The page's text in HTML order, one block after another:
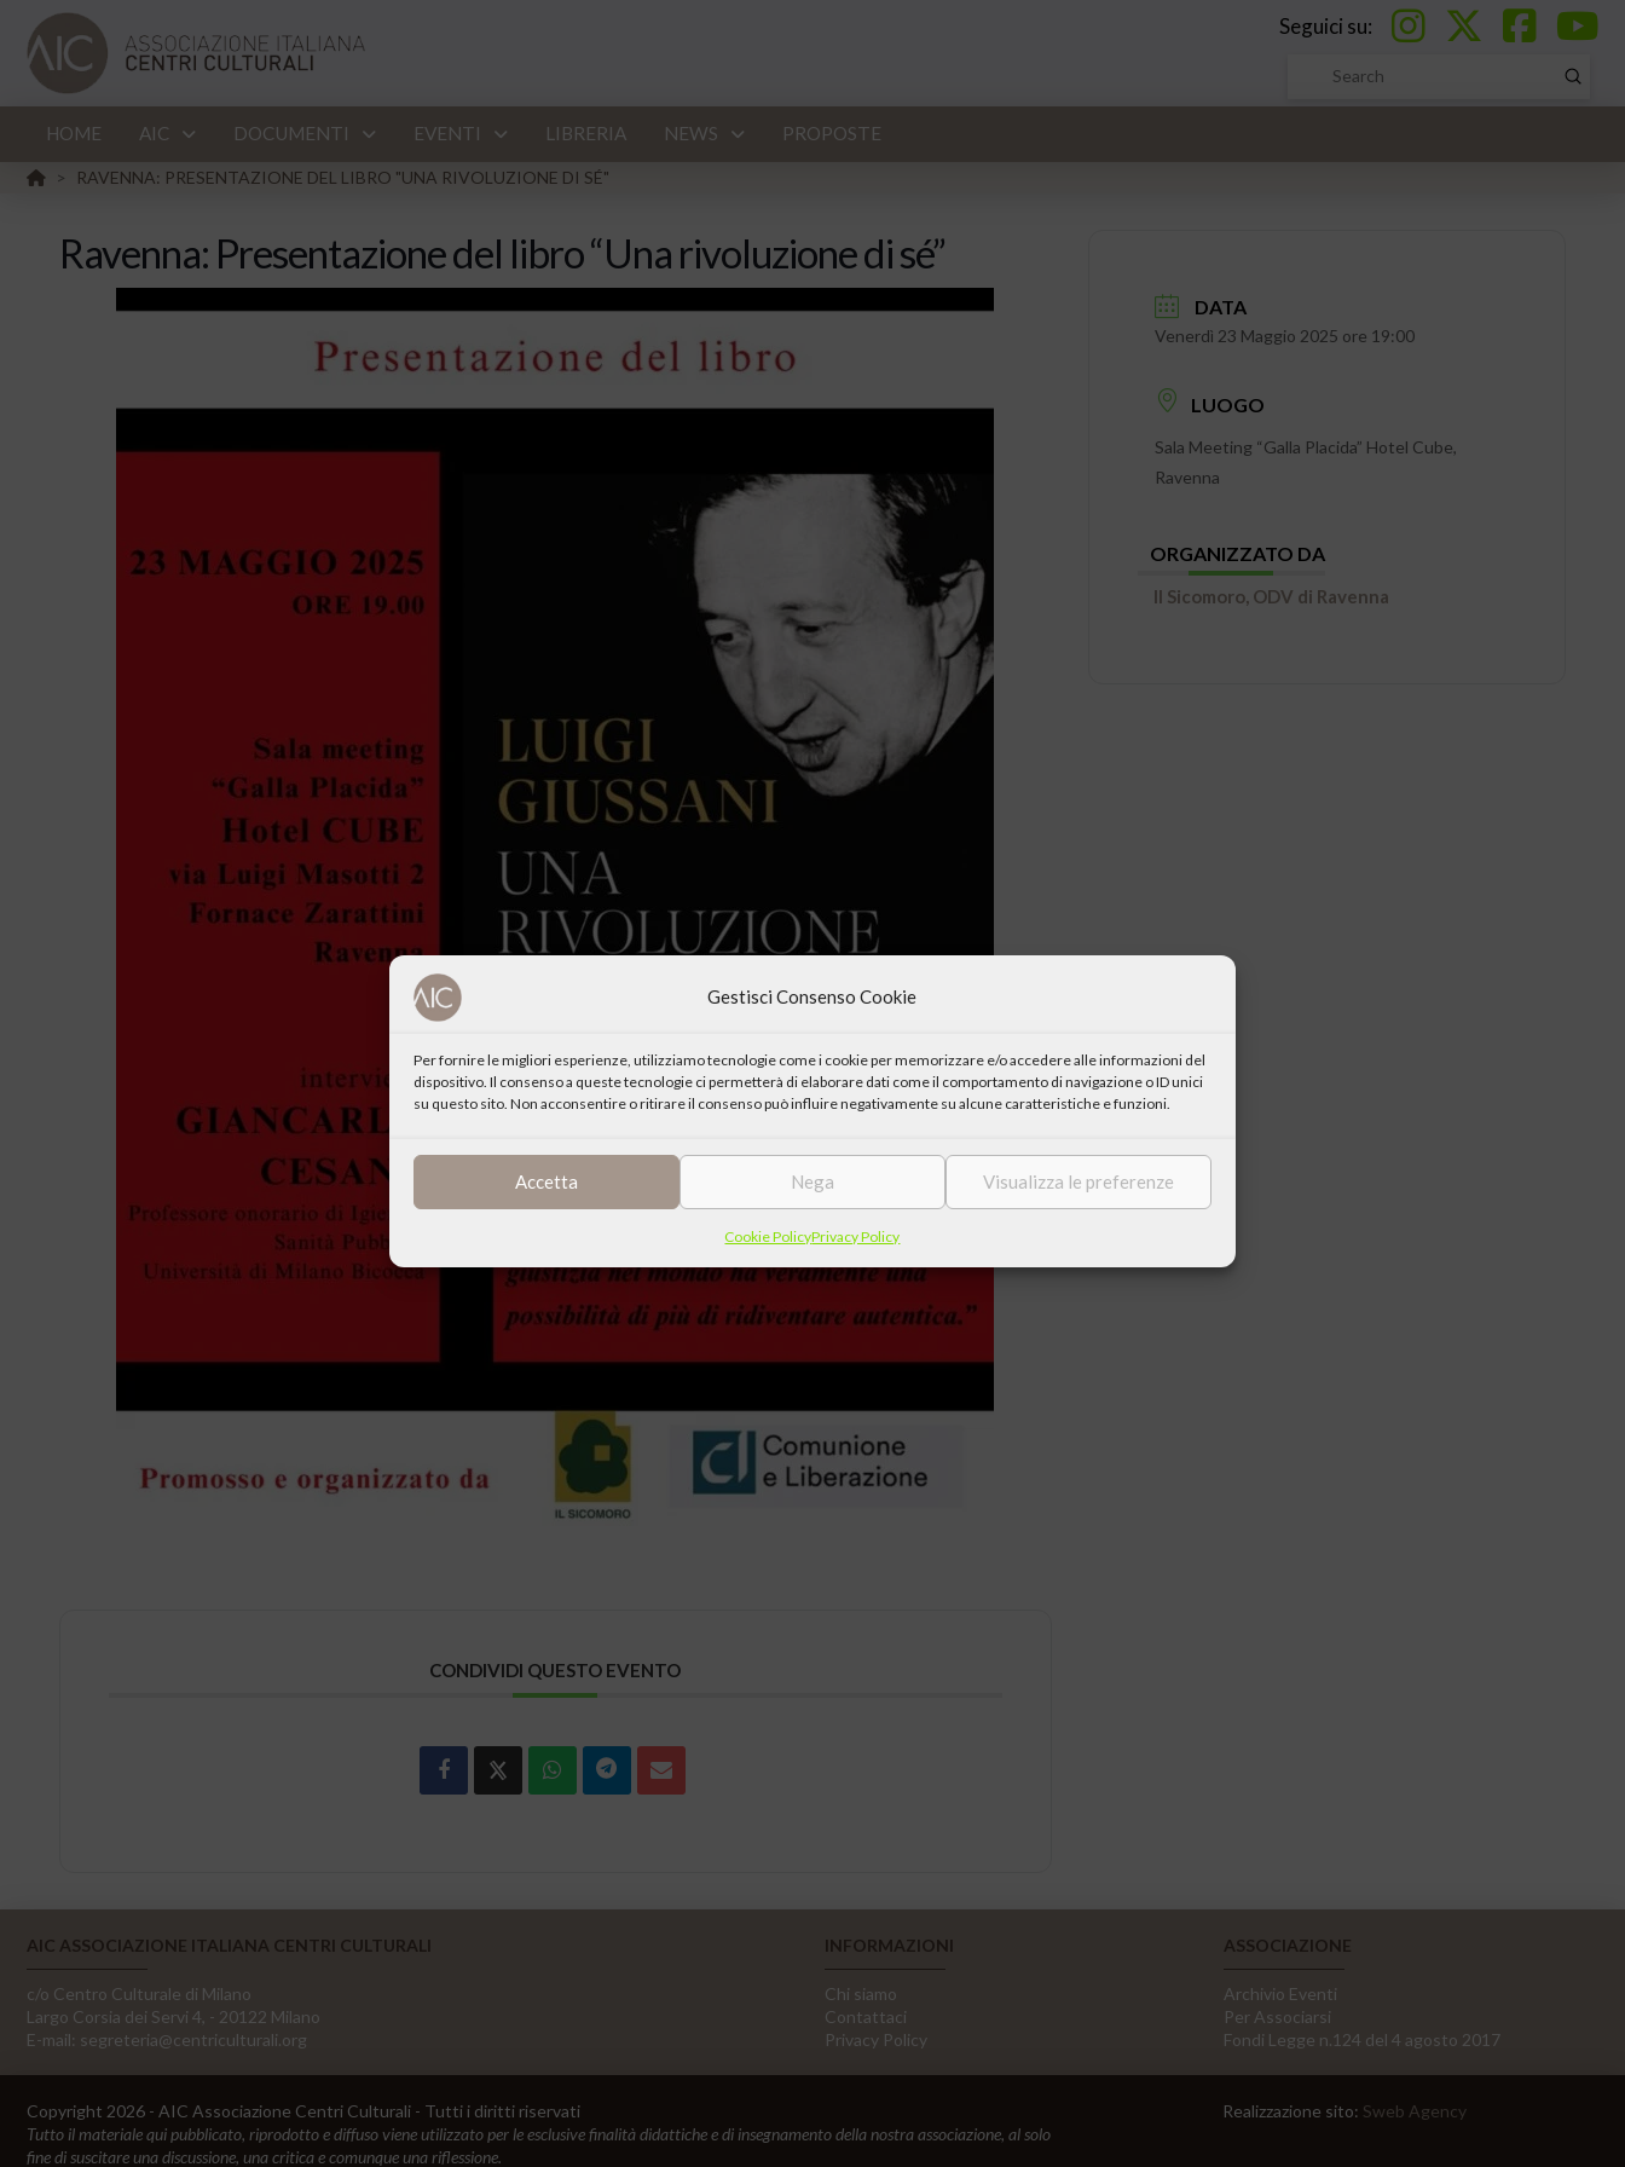
Gestisci Consenso Cookie
Per fornire le migliori esperienze, utilizziamo tecnologie come i cookie per memorizzare e/o accedere alle informazioni del
dispositivo. Il consenso a queste tecnologie ci permetterà di elaborare dati come il comportamento di navigazione o ID unici
su questo sito. Non acconsentire o ritirare il consenso può influire negativamente su alcune caratteristiche e funzioni.
Accetta Nega Visualizza le preferenze
Cookie PolicyPrivacy Policy
Seguici su:
Search
Submit
HOME AIC DOCUMENTI EVENTI LIBRERIA NEWS PROPOSTE
HOME
> RAVENNA: PRESENTAZIONE DEL LIBRO "UNA RIVOLUZIONE DI SÉ"
Ravenna: Presentazione del libro “Una rivoluzione di sé”
CONDIVIDI QUESTO EVENTO
DATA
Venerdì 23 Maggio 2025 ore 19:00
LUOGO
Sala Meeting “Galla Placida” Hotel Cube,
Ravenna
ORGANIZZATO DA
Il Sicomoro, ODV di Ravenna
AIC ASSOCIAZIONE ITALIANA CENTRI CULTURALI
c/o Centro Culturale di Milano
Largo Corsia dei Servi 4, - 20122 Milano
E-mail: segreteria@centriculturali.org
INFORMAZIONI
Chi siamo
Contattaci
Privacy Policy
ASSOCIAZIONE
Archivio Eventi
Per Associarsi
Fondi Legge n.124 del 4 agosto 2017
Copyright 2026 - AIC Associazione Centri Culturali - Tutti i diritti riservati
Tutto il materiale qui pubblicato, riprodotto e diffuso viene utilizzato per le esclusive finalità didattiche e di insegnamento della nostra associazione, al solo
fine di suscitare una discussione, una critica e comunque una riflessione.
Realizzazione sito: Sweb Agency